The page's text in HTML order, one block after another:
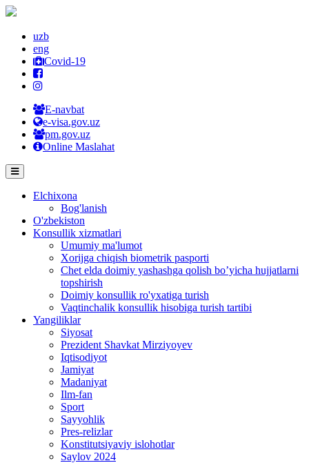
uzb
eng
Covid-19
E-navbat
e-visa.gov.uz
pm.gov.uz
Online Maslahat
Elchixona
Bog'lanish
O'zbekiston
Konsullik xizmatlari
Umumiy ma'lumot
Xorijga chiqish biometrik pasporti
Chet elda doimiy yashashga qolish bo’yicha hujjatlarni
topshirish
Doimiy konsullik ro'yxatiga turish
Vaqtinchalik konsullik hisobiga turish tartibi
Yangiliklar
Siyosat
Prezident Shavkat Mirziyoyev
Iqtisodiyot
Jamiyat
Madaniyat
Ilm-fan
Sport
Sayyohlik
Pres-relizlar
Konstitutsiyaviy islohotlar
Saylov 2024